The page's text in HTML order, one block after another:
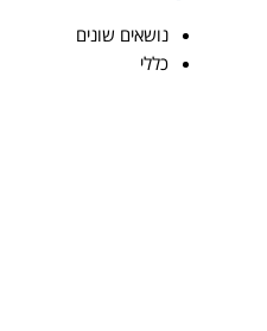
נושאים שונים
כללי